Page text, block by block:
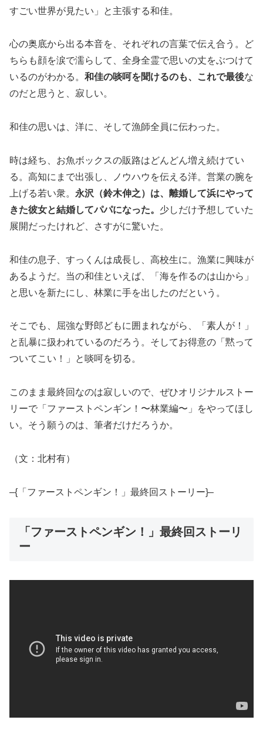
すごい世界が見たい」と主張する和佳。
心の奥底から出る本音を、それぞれの言葉で伝え合う。ど
ちらも顔を涙で濡らして、全身全霊で思いの丈をぶつけて
いるのがわかる。 和佳の啖呵を聞けるのも、これで最後な
のだと思うと、寂しい。
和佳の思いは、洋に、そして漁師全員に伝わった。
時は経ち、お魚ボックスの販路はどんどん増え続けてい
る。高知にまで出張し、ノウハウを伝える洋。営業の腕を
上げる若い衆。 永沢（鈴木伸之）は、離婚して浜にやって
きた彼女と結婚してパパになった。 少しだけ予想していた
展開だったけれど、さすがに驚いた。
和佳の息子、すっくんは成長し、高校生に。漁業に興味が
あるようだ。当の和佳といえば、「海を作るのは山から」
と思いを新たにし、林業に手を出したのだという。
そこでも、屈強な野郎どもに囲まれながら、「素人が！」
と乱暴に扱われているのだろう。そしてお得意の「黙って
ついてこい！」と啖呵を切る。
このまま最終回なのは寂しいので、ぜひオリジナルストー
リーで「ファーストペンギン！〜林業編〜」をやってほし
い。そう願うのは、筆者だけだろうか。
（文：北村有）
–{「ファーストペンギン！」最終回ストーリー}–
「ファーストペンギン！」最終回ストーリ
ー